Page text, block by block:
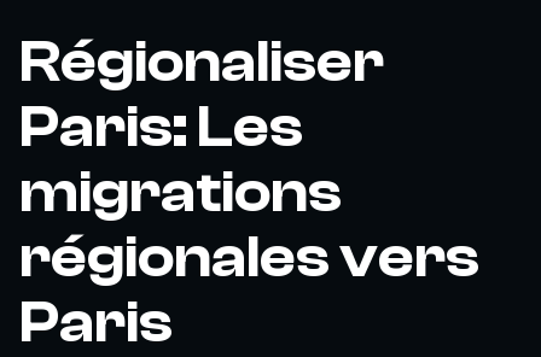
Régionaliser
Paris: Les
migrations
régionales vers
Paris